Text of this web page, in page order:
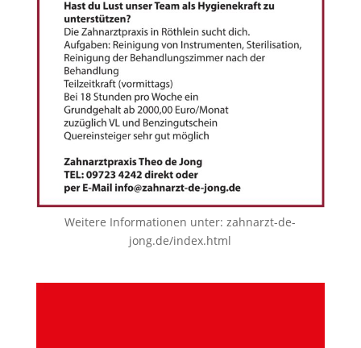
Weitere Informationen unter:zahnarzt-de-
jong.de/index.html